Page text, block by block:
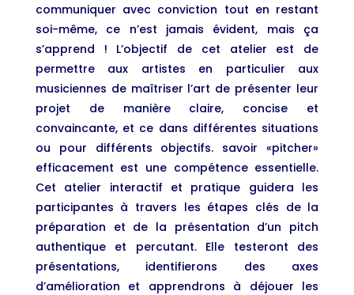
communiquer avec conviction tout en restant
soi-même, ce n’est jamais évident, mais ça
s’apprend ! L’objectif de cet atelier est de
permettre aux artistes en particulier aux
musiciennes de maîtriser l’art de présenter leur
projet de manière claire, concise et
convaincante, et ce dans différentes situations
ou pour différents objectifs. savoir «pitcher»
efficacement est une compétence essentielle.
Cet atelier interactif et pratique guidera les
participantes à travers les étapes clés de la
préparation et de la présentation d’un pitch
authentique et percutant. Elle testeront des
présentations, identifierons des axes
d’amélioration et apprendrons à déjouer les